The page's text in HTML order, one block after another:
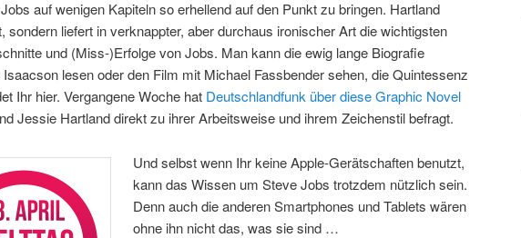
auf wenigen Kapiteln so erhellend auf den Punkt zu bringen. Hartland
sondern liefert in verknappter, aber durchaus ironischer Art die wichtigsten
und (Miss-)Erfolge von Jobs. Man kann die ewig lange Biografie
Isaacson lesen oder den Film mit Michael Fassbender sehen, die Quintessenz
Ihr hier. Vergangene Woche hat Deutschlandfunk über diese Graphic Novel
Jessie Hartland direkt zu ihrer Arbeitsweise und ihrem Zeichenstil befragt.
Und selbst wenn Ihr keine Apple-Gerätschaften benutzt,
kann das Wissen um Steve Jobs trotzdem nützlich sein.
Denn auch die anderen Smartphones und Tablets wären
ohne ihn nicht das, was sie sind …